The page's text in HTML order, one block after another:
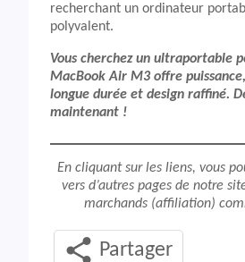
recherchant un ordinateur
polyvalent.
Vous cherchez un ultraportable
MacBook Air M3 offre
longue durée et design raffiné.
maintenant !
En cliquant sur les liens, vous
vers d’autres pages de notre
marchands (affiliation)
Partager